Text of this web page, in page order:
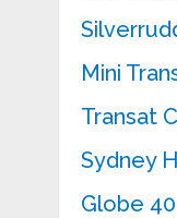
Mini
Transat
Sydney
Globe